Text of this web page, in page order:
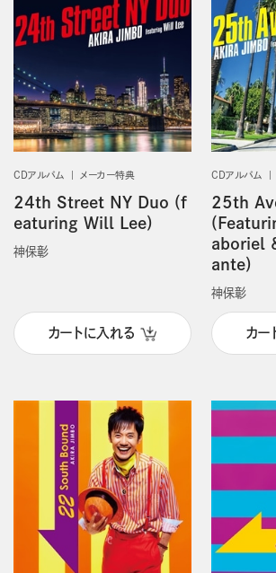
CDアルバム メーカー特典
24th Street NY Duo (f
eaturing Will Lee)
神保彰
カートに入れる
CDアルバム
25th
aboriel
ante)
神保彰
カー